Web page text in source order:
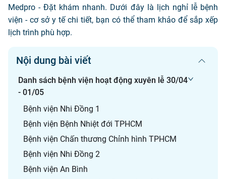
Medpro - Đặt khám nhanh. Dưới đây là lịch nghỉ lễ bệnh
viện - cơ sở y tế chi tiết, bạn có thể tham khảo để sắp xếp
lịch trình phù hợp.
Nội dung bài viết
Danh sách bệnh viện hoạt động xuyên lễ 30/04
- 01/05
Bệnh viện Nhi Đồng 1
Bệnh viện Bệnh Nhiệt đới TPHCM
Bệnh viện Chấn thương Chỉnh hình TPHCM
Bệnh viện Nhi Đồng 2
Bệnh viện An Bình